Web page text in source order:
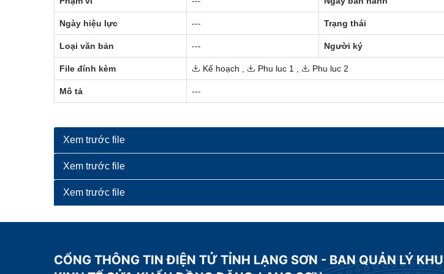
Ngày hiệu lực --- Trạng thái
Loại văn bản --- Người ký
File đính kèm Kế hoạch Phu luc 1 Phu luc 2
Mô tả ---
Xem trước file
Xem trước file
Xem trước file
CỔNG THÔNG TIN ĐIỆN TỬ TỈNH LẠNG SƠN - BAN QUẢN LÝ KHU